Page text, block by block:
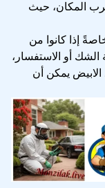
المكان، حيث
إذا كانوا من
الشك أو الاستفسار،
يمكن أن